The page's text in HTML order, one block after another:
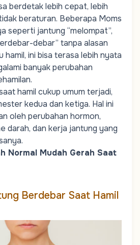
berdetak lebih cepat, lebih
beraturan. Beberapa Moms
seperti jantung “melompat”,
debar” tanpa alasan
hamil, ini bisa terasa lebih nyata
banyak perubahan
hamil cukup umum terjadi,
kedua dan ketiga. Hal ini
oleh perubahan hormon,
darah, dan kerja jantung yang
Normal Mudah Gerah Saat
Berdebar Saat Hamil